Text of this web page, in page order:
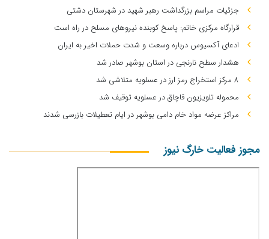
جزئیات مراسم بزرگداشت رهبر شهید در شهرستان دشتی
قرارگاه مرکزی خاتم: پاسخ کوبنده نیروهای مسلح در راه است
ادعای آکسیوس درباره وسعت و شدت حملات اخیر به ایران
هشدار سطح نارنجی در استان بوشهر صادر شد
۸ مرکز استخراج رمز ارز در عسلویه متلاشی شد
محموله تلویزیون قاچاق در عسلویه توقیف شد
مراکز عرضه مواد خام دامی بوشهر در ایام تعطیلات بازرسی شدند
مجوز فعالیت خارگ نیوز